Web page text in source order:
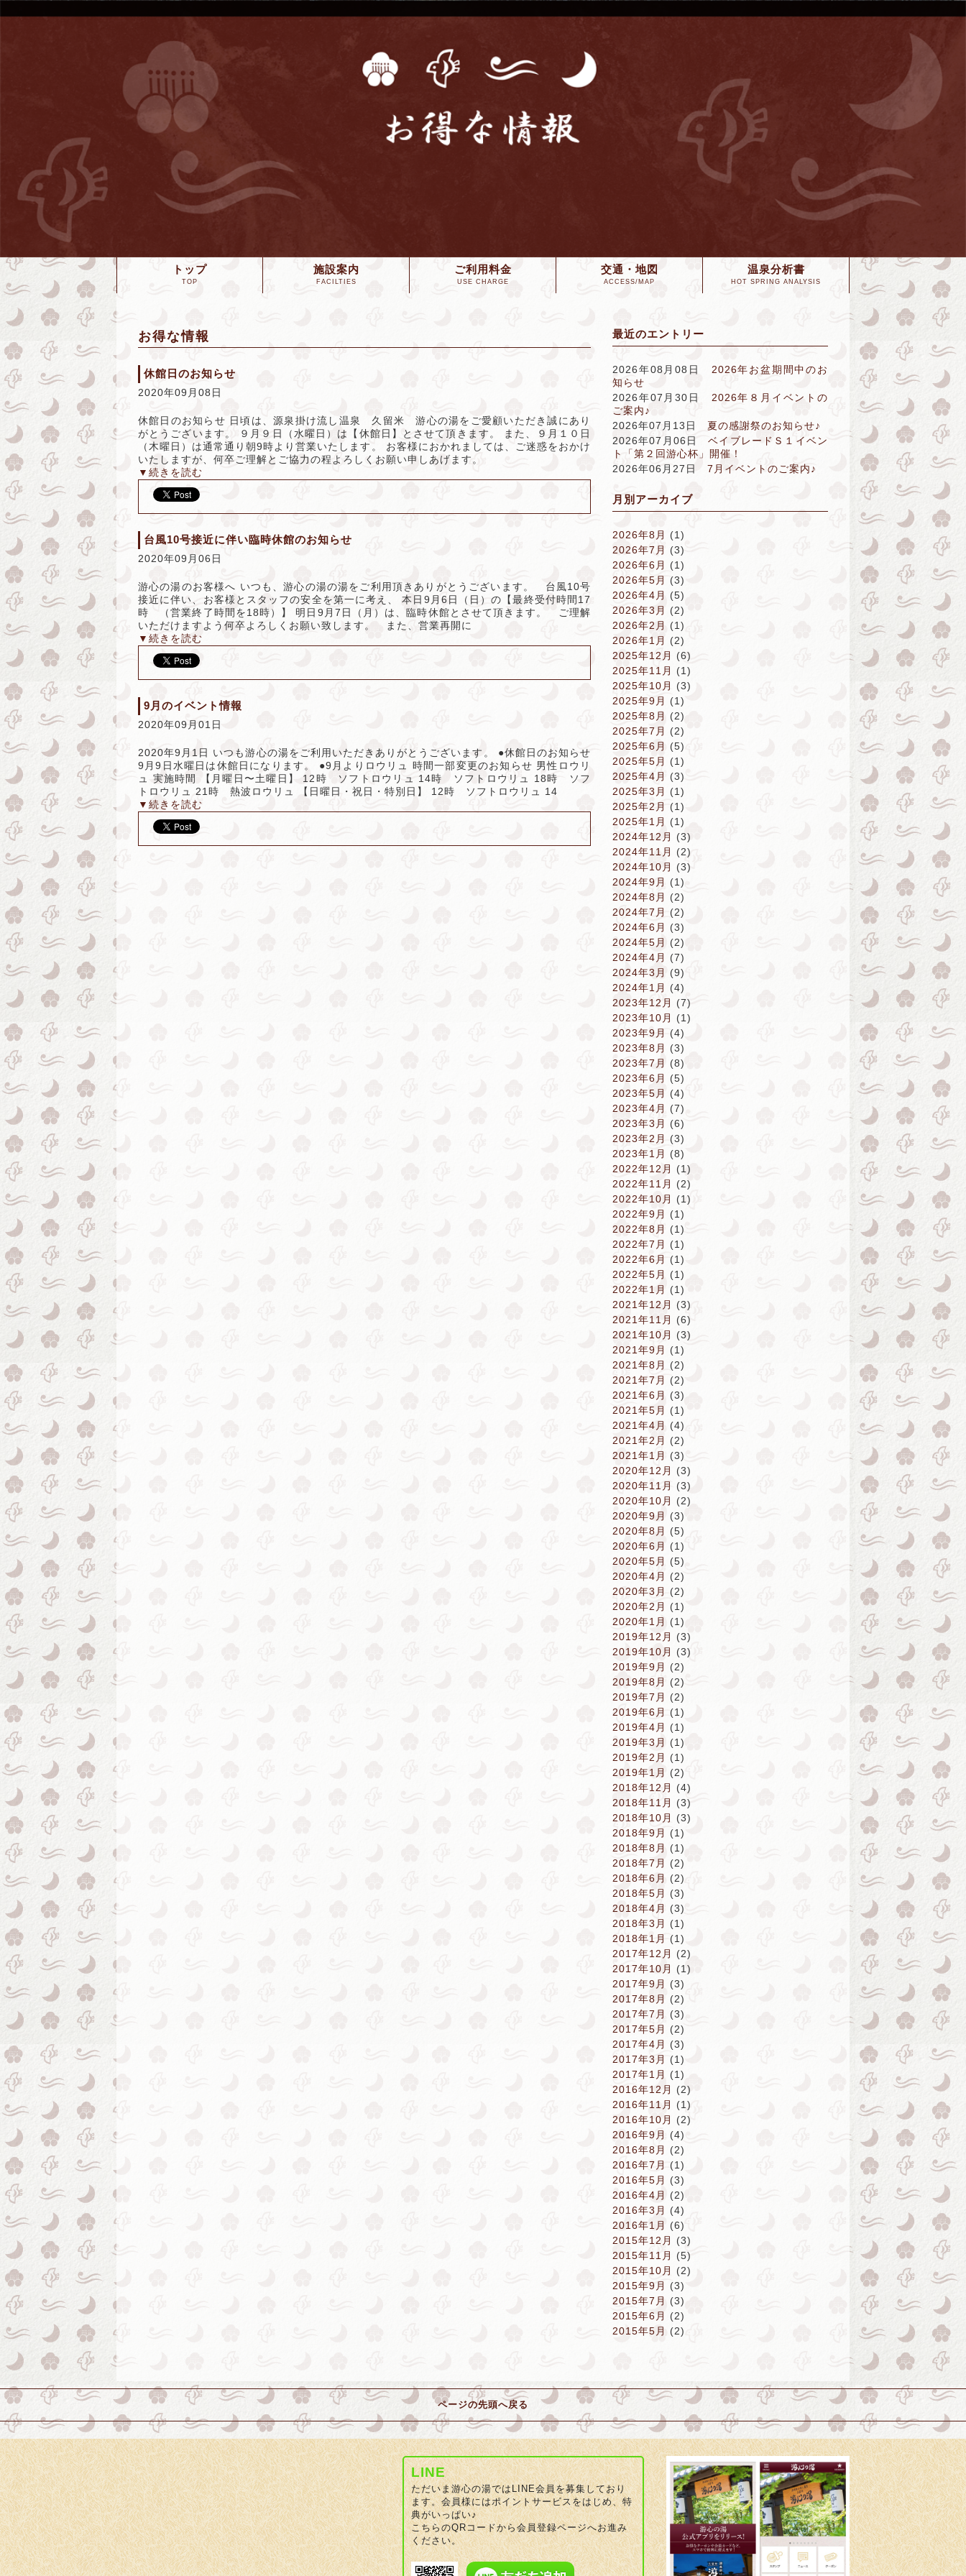
トップ
TOP
施設案内
FACILTIES
ご利用料金
USE CHARGE
交通・地図
ACCESS/MAP
温泉分析書
HOT SPRING ANALYSIS
お得な情報
休館日のお知らせ
2020年09月08日
休館日のお知らせ 日頃は、源泉掛け流し温泉 久留米 游心の湯をご愛顧いただき誠にあり
がとうございます。 ９月９日（水曜日）は【休館日】とさせて頂きます。 また、９月１０日
（木曜日）は通常通り朝9時より営業いたします。 お客様におかれましては、ご迷惑をおかけ
いたしますが、何卒ご理解とご協力の程よろしくお願い申しあげます。
▼続きを読む
台風10号接近に伴い臨時休館のお知らせ
2020年09月06日
游心の湯のお客様へ いつも、游心の湯の湯をご利用頂きありがとうございます。 台風10号
接近に伴い、お客様とスタッフの安全を第一に考え、 本日9月6日（日）の【最終受付時間17
時 （営業終了時間を18時）】 明日9月7日（月）は、臨時休館とさせて頂きます。 ご理解
いただけますよう何卒よろしくお願い致します。 また、営業再開に
▼続きを読む
9月のイベント情報
2020年09月01日
2020年9月1日 いつも游心の湯をご利用いただきありがとうございます。 ●休館日のお知らせ
9月9日水曜日は休館日になります。 ●9月よりロウリュ 時間一部変更のお知らせ 男性ロウリ
ュ 実施時間 【月曜日〜土曜日】 12時 ソフトロウリュ 14時 ソフトロウリュ 18時 ソフ
トロウリュ 21時 熱波ロウリュ 【日曜日・祝日・特別日】 12時 ソフトロウリュ 14
▼続きを読む
最近のエントリー
2026年08月08日 2026年お盆期間中のお
知らせ
2026年07月30日 2026年８月イベントの
ご案内♪
2026年07月13日 夏の感謝祭のお知らせ♪
2026年07月06日ベイブレードＳ１イベン
ト「第２回游心杯」開催！
2026年06月27日 7月イベントのご案内♪
月別アーカイブ
2026年8月
(1)
2026年7月
(3)
2026年6月
(1)
2026年5月
(3)
2026年4月 (5)
2026年3月 (2)
2026年2月 (1)
2026年1月
(2)
2025年12月
(6)
2025年11月 (1)
2025年10月
(3)
2025年9月 (1)
2025年8月
(2)
2025年7月 (2)
2025年6月 (5)
2025年5月
(1)
2025年4月
(3)
2025年3月
(1)
2025年2月
(1)
2025年1月 (1)
2024年12月
(3)
2024年11月
(2)
2024年10月 (3)
2024年9月
(1)
2024年8月
(2)
2024年7月 (2)
2024年6月
(3)
2024年5月
(2)
2024年4月
(7)
2024年3月
(9)
2024年1月
(4)
2023年12月
(7)
2023年10月 (1)
2023年9月 (4)
2023年8月
(3)
2023年7月
(8)
2023年6月 (5)
2023年5月 (4)
2023年4月 (7)
2023年3月 (6)
2023年2月 (3)
2023年1月
(8)
2022年12月
(1)
2022年11月 (2)
2022年10月
(1)
2022年9月
(1)
2022年8月
(1)
2022年7月 (1)
2022年6月
(1)
2022年5月 (1)
2022年1月
(1)
2021年12月 (3)
2021年11月 (6)
2021年10月 (3)
2021年9月 (1)
2021年8月
(2)
2021年7月
(2)
2021年6月
(3)
2021年5月 (1)
2021年4月 (4)
2021年2月
(2)
2021年1月
(3)
2020年12月
(3)
2020年11月 (3)
2020年10月 (2)
2020年9月
(3)
2020年8月
(5)
2020年6月
(1)
2020年5月
(5)
2020年4月
(2)
2020年3月
(2)
2020年2月 (1)
2020年1月 (1)
2019年12月
(3)
2019年10月
(3)
2019年9月
(2)
2019年8月
(2)
2019年7月 (2)
2019年6月
(1)
2019年4月
(1)
2019年3月
(1)
2019年2月 (1)
2019年1月
(2)
2018年12月
(4)
2018年11月
(3)
2018年10月 (3)
2018年9月
(1)
2018年8月
(1)
2018年7月 (2)
2018年6月
(2)
2018年5月
(3)
2018年4月
(3)
2018年3月
(1)
2018年1月 (1)
2017年12月
(2)
2017年10月
(1)
2017年9月 (3)
2017年8月
(2)
2017年7月 (3)
2017年5月 (2)
2017年4月
(3)
2017年3月
(1)
2017年1月
(1)
2016年12月
(2)
2016年11月
(1)
2016年10月 (2)
2016年9月
(4)
2016年8月
(2)
2016年7月
(1)
2016年5月
(3)
2016年4月
(2)
2016年3月
(4)
2016年1月 (6)
2015年12月
(3)
2015年11月
(5)
2015年10月
(2)
2015年9月
(3)
2015年7月
(3)
2015年6月
(2)
2015年5月 (2)
ページの先頭へ戻る
LINE
ただいま游心の湯ではLINE会員を募集しており
ます。会員様にはポイントサービスをはじめ、特
典がいっぱい♪
こちらのQRコードから会員登録ページへお進み
ください。